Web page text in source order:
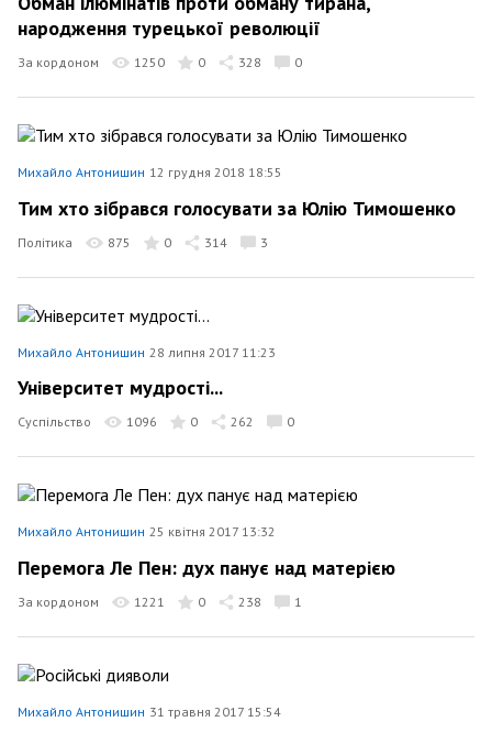
народження турецької революції
За кордоном 1250 0 328 0
Михайло Антонишин 12 грудня 2018 18:55
Тим хто зібрався голосувати за Юлію Тимошенко
Політика 875 0 314 3
Михайло Антонишин 28 липня 2017 11:23
Університет мудрості...
Суспільство 1096 0 262 0
Михайло Антонишин 25 квітня 2017 13:32
Перемога Ле Пен: дух панує над матерією
За кордоном 1221 0 238 1
Михайло Антонишин 31 травня 2017 15:54